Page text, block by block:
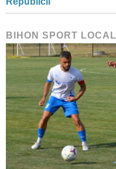
BIHON SPORT LOCAL